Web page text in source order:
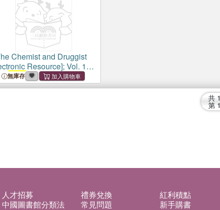
Chemist and Druggist
Resource]; Vol. 137
3252(6 June 1942)
無庫存
共 1
第
人才招募 禮券兌換
紅利積點
中國圖書館分類法 常見問題
新手購書